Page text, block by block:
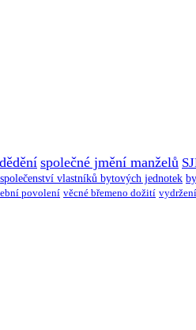
dědění společné jmění manželů
společenství vlastníků bytových jednotek
povolení věcné břemeno dožití